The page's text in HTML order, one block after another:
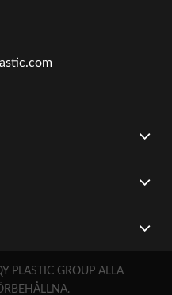
PLASTIC GROUP ALLA